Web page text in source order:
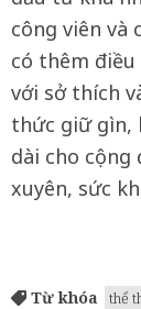
công viên và
có thêm điều
với sở thích
thức giữ gìn,
dài cho
xuyên, sức
Từ khóa thể